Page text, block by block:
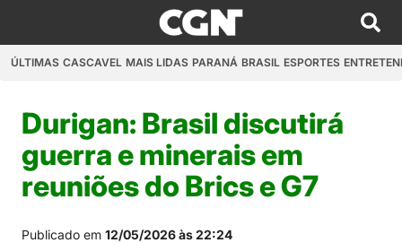
ÚLTIMAS CASCAVEL MAIS LIDAS PARANÁ BRASIL ESPORTES
Durigan: Brasil discutirá
guerra e minerais em
reuniões do Brics e G7
Publicado em 12/05/2026 às 22:24